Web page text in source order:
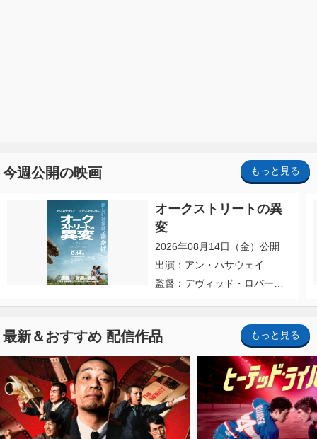
今週公開の映画 もっと見る
オークストリートの異
変
2026年08月14日（金）公開
出演：アン・ハサウェイ
監督：デヴィッド・ロバー
最新＆おすすめ 配信作品 もっと見る